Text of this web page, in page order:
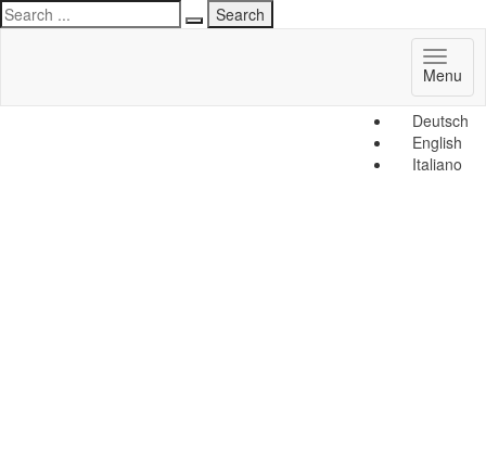
Deutsch
English
Italiano
Menu